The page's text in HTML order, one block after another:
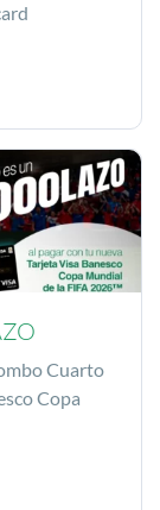
Cuarto
Copa